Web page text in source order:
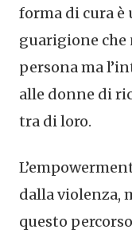
forma di cura è
guarigione che
persona ma
alle donne di
tra di loro.
dalla violenza,
questo